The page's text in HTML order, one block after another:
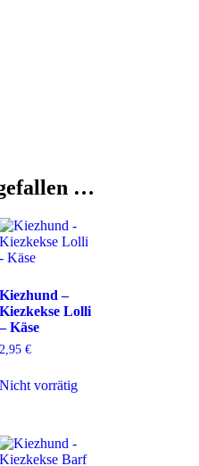
…
Kiezhund –
Kiezkekse Lolli
– Käse
2,95 €
Nicht vorrätig